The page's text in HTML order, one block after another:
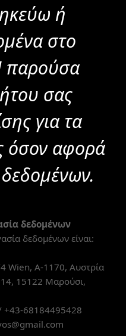
ή
στο
παρούσα
σας
για τα
όσον αφορά
δεδομένων
δεδομένων είναι:
Wien, A-1170, Αυστρία
15122 Μαρούσι,
+43-68184495428